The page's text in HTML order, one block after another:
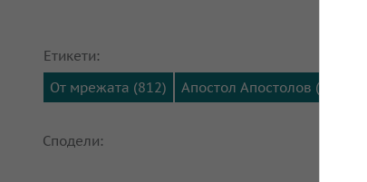
Етикети:
От мрежата (812)
Апостол Апостолов (211)
Сподели: